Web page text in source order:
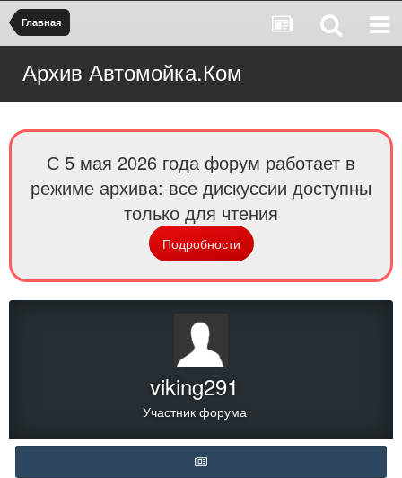
Главная
Архив Автомойка.Ком
С 5 мая 2026 года форум работает в
режиме архива: все дискуссии доступны
только для чтения
Подробности
viking291
Участник форума